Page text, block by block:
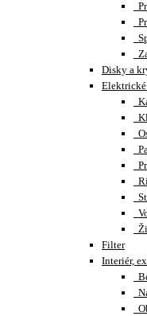
Disky a
Filter
Interiér,